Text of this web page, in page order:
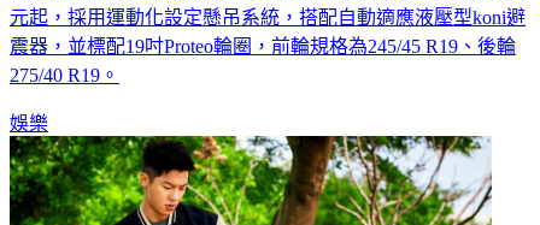
元起，採用運動化設定懸吊系統，搭配自動適應液壓型koni避
震器，並標配19吋Proteo輪圈，前輪規格為245/45 R19、後輪
275/40 R19。
娛樂